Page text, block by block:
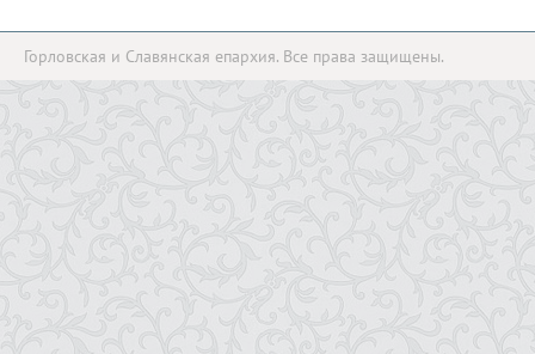
Горловская и Славянская епархия. Все права защищены.